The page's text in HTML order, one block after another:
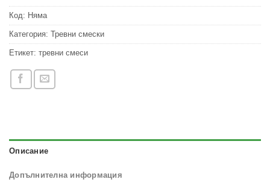
Код: Няма
Категория: Тревни смески
Етикет: тревни смеси
Описание
Допълнителна информация